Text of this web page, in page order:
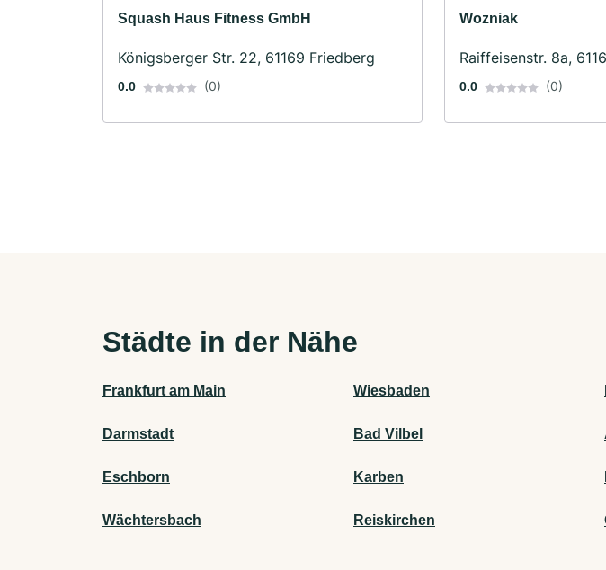
Squash Haus Fitness GmbH
Königsberger Str. 22, 61169 Friedberg
0.0 (0)
Wozniak
Raiffeisenstr. 8a,
0.0 (0)
Städte in der Nähe
Frankfurt am Main Wiesbaden
Darmstadt Bad Vilbel
Eschborn Karben
Wächtersbach Reiskirchen